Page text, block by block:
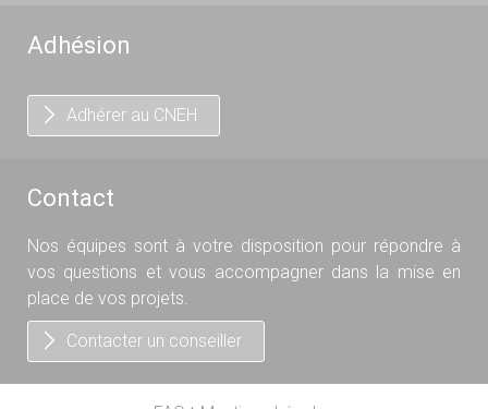
Adhésion
Adhérer au CNEH
Contact
Nos équipes sont à votre disposition pour répondre à
vos questions et vous accompagner dans la mise en
place de vos projets.
Contacter un conseiller